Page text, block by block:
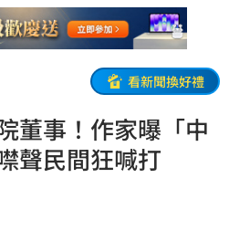
看新聞換好禮
董事！作家曝「中
聲民間狂喊打